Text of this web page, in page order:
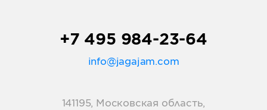
+7 495 984-23-64
info@jagajam.com
141195, Московская область,